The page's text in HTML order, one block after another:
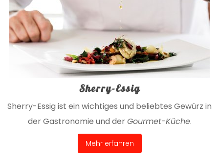
Sherry-Essig
Sherry-Essig ist ein wichtiges und beliebtes Gewürz in
der Gastronomie und derGourmet-Küche.
Mehr erfahren